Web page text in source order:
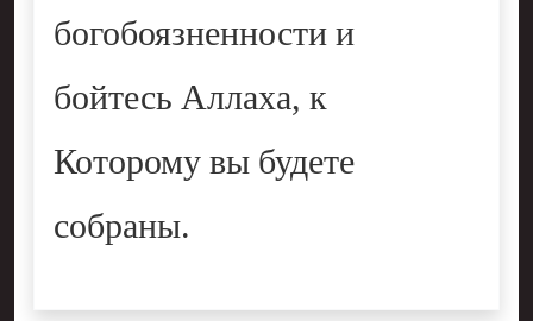
богобоязненности и
бойтесь Аллаха, к
Которому вы будете
собраны.